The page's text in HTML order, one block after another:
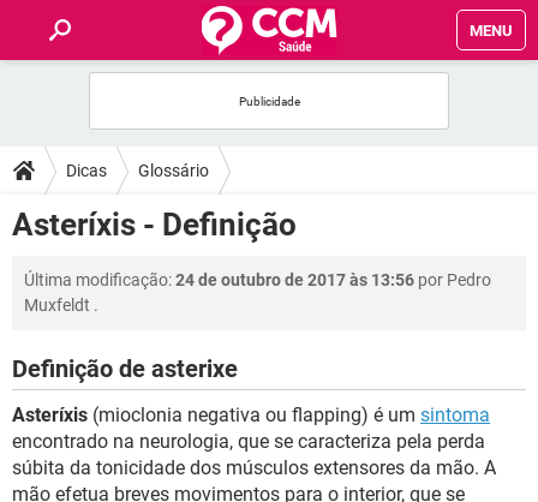
MENU
FÓRUM
SAÚDE
FAMÍLIA
SEXUALIDADE
Dicas Glossário
Asteríxis - Definição
Última modificação:24 de outubro de 2017 às 13:56 por Pedro
Muxfeldt .
Definição de asterixe
Asteríxis (mioclonia negativa ou flapping) é um sintoma
encontrado na neurologia, que se caracteriza pela perda
súbita da tonicidade dos músculos extensores da mão. A
mão efetua breves movimentos para o interior, que se